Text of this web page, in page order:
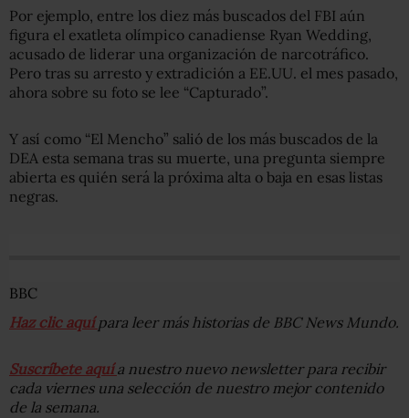
Por ejemplo, entre los diez más buscados del FBI aún
figura el exatleta olímpico canadiense Ryan Wedding,
acusado de liderar una organización de narcotráfico.
Pero tras su arresto y extradición a EE.UU. el mes pasado,
ahora sobre su foto se lee “Capturado”.
Y así como “El Mencho” salió de los más buscados de la
DEA esta semana tras su muerte, una pregunta siempre
abierta es quién será la próxima alta o baja en esas listas
negras.
BBC
Haz clic aquípara leer más historias de BBC News Mundo.
Suscríbete aquía nuestro nuevo newsletter para recibir
cada viernes una selección de nuestro mejor contenido
de la semana.